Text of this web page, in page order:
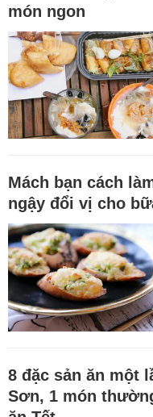
món ngon
Mách bạn cách
ngậy đổi vị cho
8 đặc sản ăn một
Sơn, 1 món